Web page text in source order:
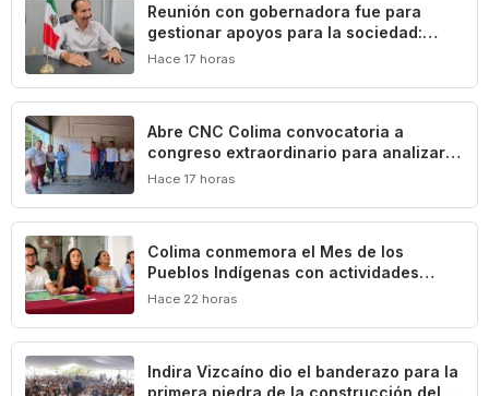
Reunión con gobernadora fue para
gestionar apoyos para la sociedad:
Federico Rangel
Hace 17 horas
Abre CNC Colima convocatoria a
congreso extraordinario para analizar
crisis del campo
Hace 17 horas
Colima conmemora el Mes de los
Pueblos Indígenas con actividades
culturales y académicas
Hace 22 horas
Indira Vizcaíno dio el banderazo para la
primera piedra de la construcción del